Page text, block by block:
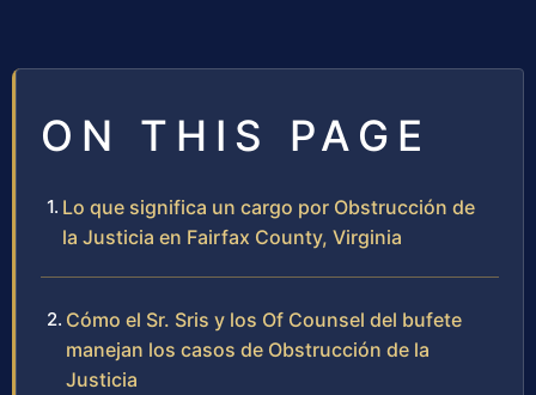
ON THIS PAGE
Lo que significa un cargo por Obstrucción de
la Justicia en Fairfax County, Virginia
Cómo el Sr. Sris y los Of Counsel del bufete
manejan los casos de Obstrucción de la
Justicia